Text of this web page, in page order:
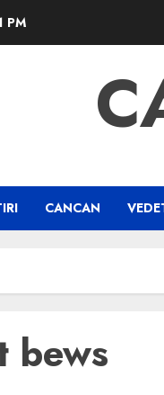
PM
CANCAN
bews